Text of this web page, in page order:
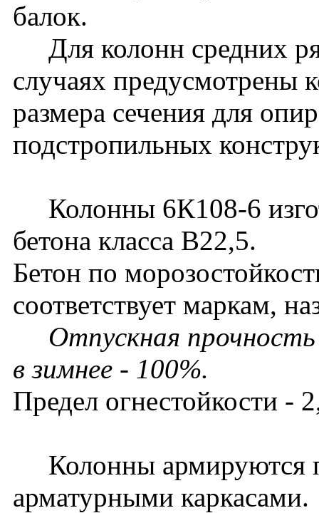
балок.
Для колонн средних
случаях предусмотрены
размера сечения для
подстропильных
Колонны 6К108-6
бетона класса В22,5.
Бетон по
соответствует маркам,
Отпускная
в зимнее - 100%.
Предел огнестойкости -
Колонны армируются
арматурными каркасами.